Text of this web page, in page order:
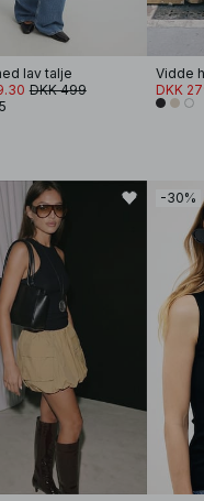
lav talje
DKK 499
DKK
-30%